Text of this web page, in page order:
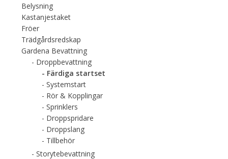
Belysning
Kastanjestaket
Fröer
Trädgårdsredskap
Gardena Bevattning
Droppbevattning
Färdiga startset
Systemstart
Rör & Kopplingar
Sprinklers
Droppspridare
Droppslang
Tillbehör
Storytebevattning